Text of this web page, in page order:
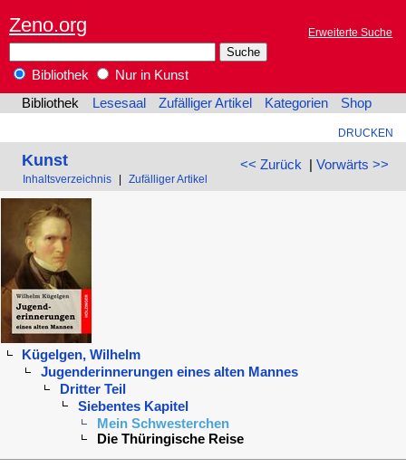
Zeno.org Erweiterte Suche
Bibliothek
Nur in Kunst
Bibliothek
Lesesaal Zufälliger Artikel Kategorien Shop
DRUCKEN
<< Zurück | Vorwärts >>
Kunst
Inhaltsverzeichnis Zufälliger Artikel
Kügelgen, Wilhelm
Jugenderinnerungen eines alten Mannes
Dritter Teil
Siebentes Kapitel
Mein Schwesterchen
Die Thüringische Reise